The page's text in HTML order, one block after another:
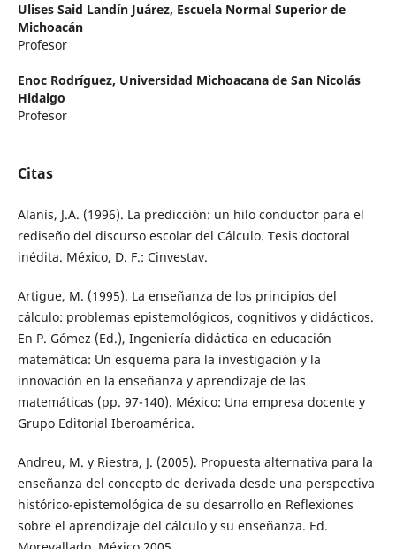
Ulises Said Landín Juárez, Escuela Normal Superior de
Michoacán
Profesor
Enoc Rodríguez, Universidad Michoacana de San Nicolás
Hidalgo
Profesor
Citas
Alanís, J.A. (1996). La predicción: un hilo conductor para el
rediseño del discurso escolar del Cálculo. Tesis doctoral
inédita. México, D. F.: Cinvestav.
Artigue, M. (1995). La enseñanza de los principios del
cálculo: problemas epistemológicos, cognitivos y didácticos.
En P. Gómez (Ed.), Ingeniería didáctica en educación
matemática: Un esquema para la investigación y la
innovación en la enseñanza y aprendizaje de las
matemáticas (pp. 97-140). México: Una empresa docente y
Grupo Editorial Iberoamérica.
Andreu, M. y Riestra, J. (2005). Propuesta alternativa para la
enseñanza del concepto de derivada desde una perspectiva
histórico-epistemológica de su desarrollo en Reflexiones
sobre el aprendizaje del cálculo y su enseñanza. Ed.